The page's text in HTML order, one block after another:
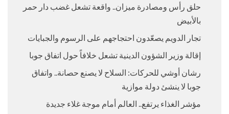
حلق رأس ومصادرة ميزان.. واقعة تشعل غضب دار حمر
بالأبيض
تجار الدويم يصعّدون احتجاجهم على الرسوم والجبايات
إقالة وزير الشؤون الدينية تشعل خلافاً حول اتفاق جوبا
رشان أوشي للحركات: السلاح لا يصنع حصانة.. واتفاق
جوبا لا ينشئ دولة موازية
مؤشر الغذاء يرتفع.. العالم أمام موجة غلاء جديدة